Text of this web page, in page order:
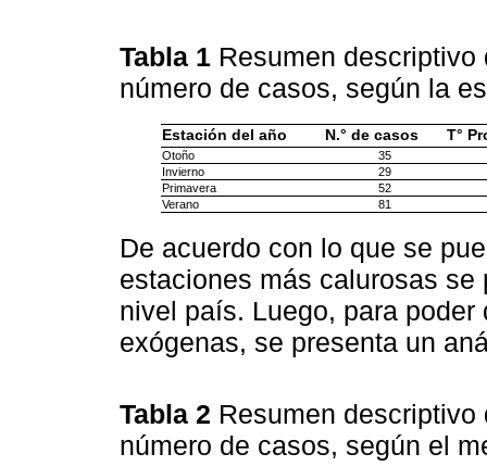
Tabla 1 Resumen
número de casos, según la
Estación del año N.° de casos T°
Otoño
35
Invierno
29
Primavera
52
Verano
81
De acuerdo con lo que se
estaciones más calurosas
nivel país. Luego, para
exógenas, se presenta un
Tabla 2 Resumen
número de casos, según el